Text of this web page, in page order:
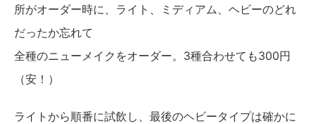
所がオーダー時に、ライト、ミディアム、ヘビーのどれ
だったか忘れて
全種のニューメイクをオーダー。3種合わせても300円
（安！）
ライトから順番に試飲し、最後のヘビータイプは確かに